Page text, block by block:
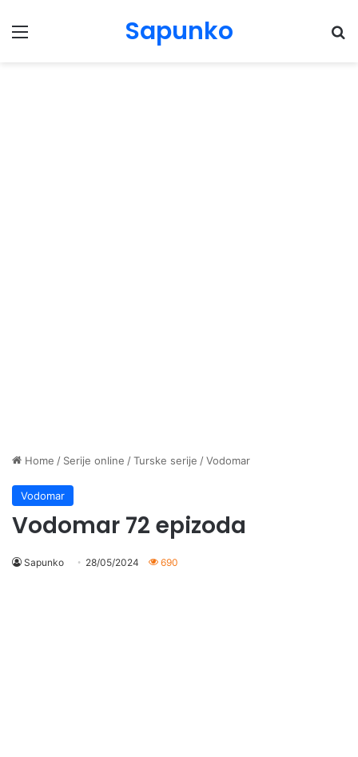
Menu Sapunko
Home / Serije online /Turske serije /Vodomar
Vodomar
Vodomar 72 epizoda
Sapunko 28/05/2024 690